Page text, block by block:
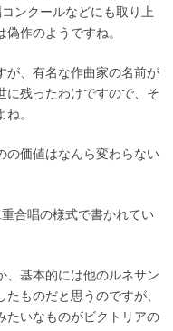
ンクールなどにも取り上
作のようですね。
が、有名な作曲家の名前が
に残ったわけですので、そ
。
の価値はなんら変わらない
合唱の様式で書かれてい
、基本的には他のルネサン
ものだと思うのですが、
たいなものがビクトリアの